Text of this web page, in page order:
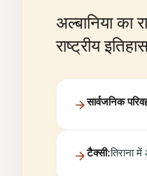
अल्बानिया का
राष्ट्रीय
सार्वजनिक
टैक्सी:तिराना